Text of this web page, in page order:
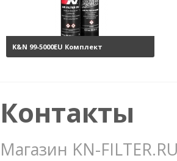
K&N 99-5000EU Комплект
Контакты
Магазин KN-